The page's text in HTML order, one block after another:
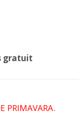
gratuit
PRIMAVARA.